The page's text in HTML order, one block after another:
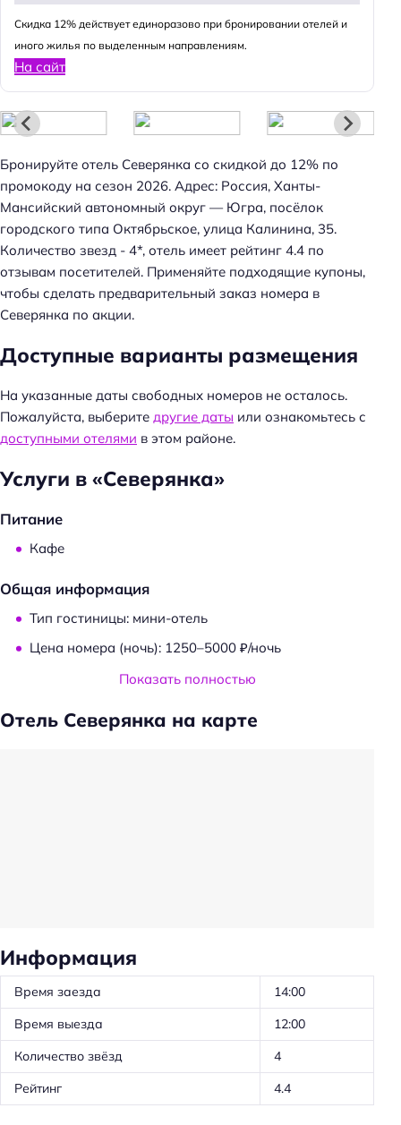
Cкидка 12% действует единоразово при бронировании отелей и
иного жилья по выделенным направлениям.
На сайт
Бронируйте отель Северянка со скидкой до 12% по
промокоду на сезон 2026. Адрес: Россия, Ханты-
Мансийский автономный округ — Югра, посёлок
городского типа Октябрьское, улица Калинина, 35.
Количество звезд - 4*, отель имеет рейтинг 4.4 по
отзывам посетителей. Применяйте подходящие купоны,
чтобы сделать предварительный заказ номера в
Северянка по акции.
Доступные варианты размещения
На указанные даты свободных номеров не осталось.
Пожалуйста, выберите другие даты или ознакомьтесь с
доступными отелями в этом районе.
Услуги в «Северянка»
Питание
Кафе
Общая информация
Тип гостиницы: мини-отель
Цена номера (ночь): 1250–5000 ₽/ночь
Парковка
Показать полностью
Отель Северянка на карте
Информация
Время заезда
14:00
Время выезда
12:00
Количество звёзд
4
Рейтинг
4.4
а
й
т
и
: